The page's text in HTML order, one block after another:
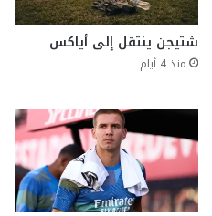
شتيجن ينتقل إلى أياكس
منذ 4 أيام